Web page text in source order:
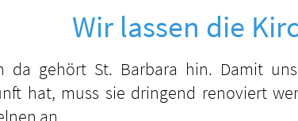
Wir lassen die
da gehört St. Barbara hin. Damit
hat, muss sie dringend renoviert
an.